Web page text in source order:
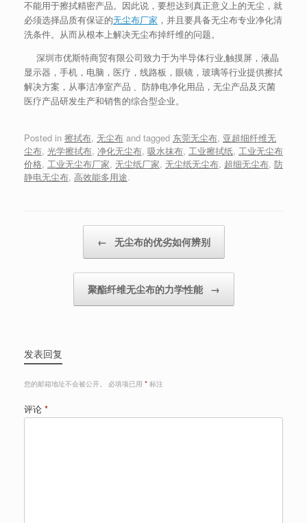
不能用于擦拭精密产品。因此说，要想达到真正意义上的无尘，就
必须选择品质有保证的无尘布厂家 ，并且要具备无尘布专业净化清
洗条件。从而从根本上解决无尘布掉纤维的问题。
深圳市优斯特商贸有限公司致力于为半导体行业,触摸屏，液晶
显示器，手机，电脑，医疗，线路板，眼镜，玻璃等行业提供擦拭
解决方案，从事洁净室产品 、防静电净化用品，无尘产品及灭菌
医疗产品研发生产和销售的综合型企业。
Posted in 擦拭布, 无尘布 and tagged 东莞无尘布, 亚超细纤维无
尘布, 光学擦拭布, 净化无尘布, 吸水抹布, 工业擦拭纸, 工业无尘布
价格, 工业无尘布厂家, 无尘纸厂家, 无尘纸无尘布, 超细无尘布, 防
静电无尘布, 高效能多用途.
← 无尘布的优劣如何辨别
聚酯纤维无尘布的力学性能 →
发表回复
您的邮箱地址不会被公开。 必填项已用 * 标注
评论 *